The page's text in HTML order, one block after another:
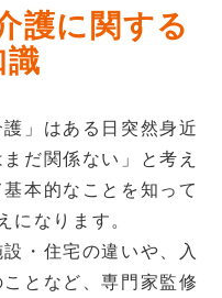
護に関する
」はある日突然身近
だ関係ない」と考え
本的なことを知って
になります。
・住宅の違いや、入
となど、専門家監修